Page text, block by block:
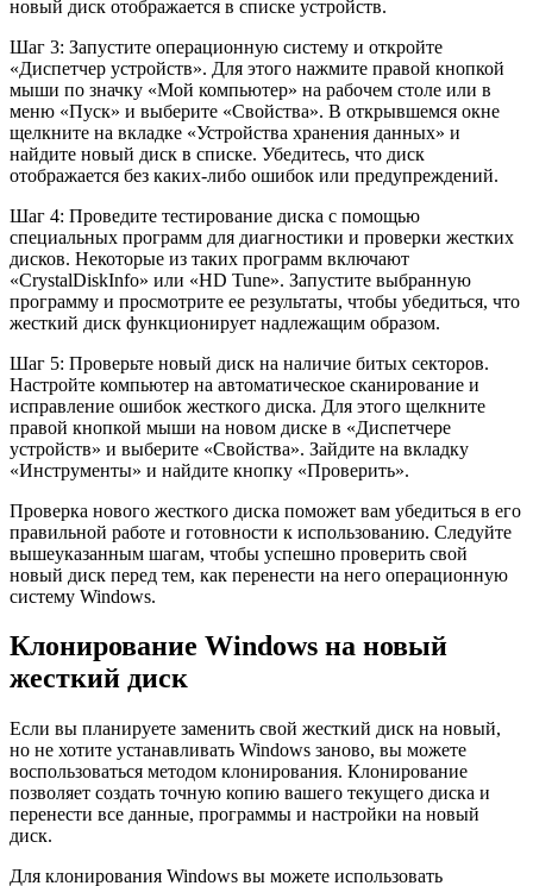
новый диск отображается в списке устройств.
Шаг 3: Запустите операционную систему и откройте
«Диспетчер устройств». Для этого нажмите правой кнопкой
мыши по значку «Мой компьютер» на рабочем столе или в
меню «Пуск» и выберите «Свойства». В открывшемся окне
щелкните на вкладке «Устройства хранения данных» и
найдите новый диск в списке. Убедитесь, что диск
отображается без каких-либо ошибок или предупреждений.
Шаг 4: Проведите тестирование диска с помощью
специальных программ для диагностики и проверки жестких
дисков. Некоторые из таких программ включают
«CrystalDiskInfo» или «HD Tune». Запустите выбранную
программу и просмотрите ее результаты, чтобы убедиться, что
жесткий диск функционирует надлежащим образом.
Шаг 5: Проверьте новый диск на наличие битых секторов.
Настройте компьютер на автоматическое сканирование и
исправление ошибок жесткого диска. Для этого щелкните
правой кнопкой мыши на новом диске в «Диспетчере
устройств» и выберите «Свойства». Зайдите на вкладку
«Инструменты» и найдите кнопку «Проверить».
Проверка нового жесткого диска поможет вам убедиться в его
правильной работе и готовности к использованию. Следуйте
вышеуказанным шагам, чтобы успешно проверить свой
новый диск перед тем, как перенести на него операционную
систему Windows.
Клонирование Windows на новый
жесткий диск
Если вы планируете заменить свой жесткий диск на новый,
но не хотите устанавливать Windows заново, вы можете
воспользоваться методом клонирования. Клонирование
позволяет создать точную копию вашего текущего диска и
перенести все данные, программы и настройки на новый
диск.
Для клонирования Windows вы можете использовать